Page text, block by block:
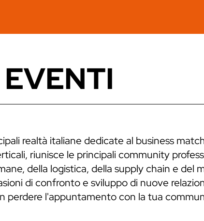
realtà italiane dedicate al business
riunisce le principali community
della logistica, della supply chain e del
di confronto e sviluppo di nuove
perdere l'appuntamento con la tua